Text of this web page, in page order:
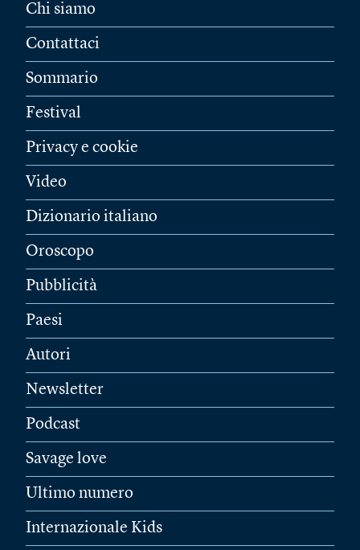
Chi siamo
Contattaci
Sommario
Festival
Privacy e cookie
Video
Dizionario italiano
Oroscopo
Pubblicità
Paesi
Autori
Newsletter
Podcast
Savage love
Ultimo numero
Internazionale Kids